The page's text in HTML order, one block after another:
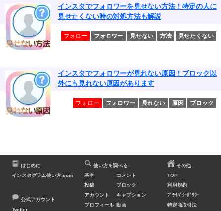
インスタでフォロワーを見せない方法！特定の人に
見せたくない時の対処方法も解説
フォロー フォロワー 見せない 方法 見せたくない
インスタでフォロワーが見れない原因！ブロック以
外にも見れない原因があります
フォロー フォロワー 見れない 原因 ブロック
はじめに
インスタグラム使い方.com
公式アカウント
Twitter
使い方を調べる
基本
投稿
アカウント
プロフィール
コメント
ブロック
キャプション
動画
その他
TOP
利用規約
ﾌﾟﾗｲﾊﾞｼｰﾎﾟﾘｼｰ
特定商取引法